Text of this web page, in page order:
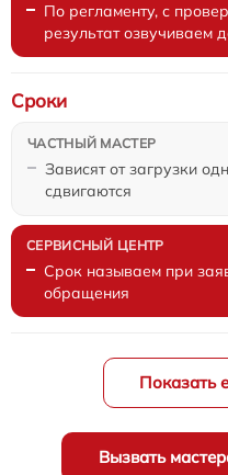
По регламенту, с
результат озвучиваем
Зависят от загрузки
сдвигаются
Сроки
Срок называем при
обращения
Показать
Вызвать